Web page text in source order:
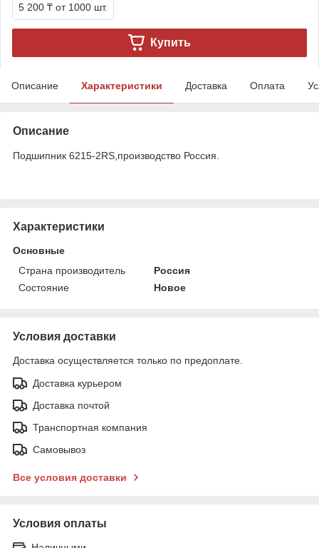
5 200 ₸ от 1000 шт.
Купить
Описание Характеристики Доставка Оплата
Описание
Подшипник 6215-2RS,производство Россия.
Характеристики
Основные
Страна производитель
Россия
Состояние
Новое
Условия доставки
Доставка осуществляется только по предоплате.
Доставка курьером
Доставка почтой
Транспортная компания
Самовывоз
Все условия доставки
Условия оплаты